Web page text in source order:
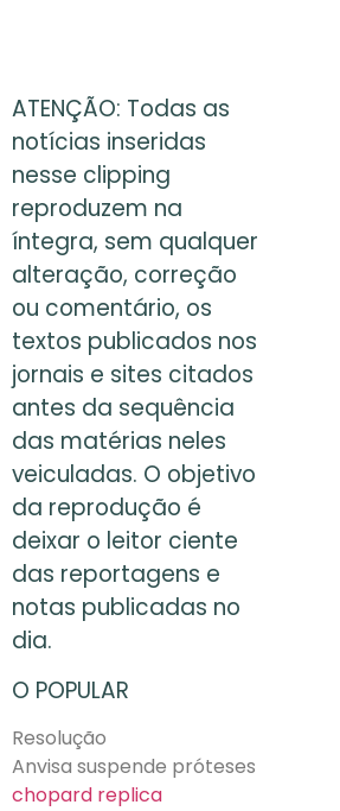
ATENÇÃO: Todas as
notícias inseridas
nesse clipping
reproduzem na
íntegra, sem qualquer
alteração, correção
ou comentário, os
textos publicados nos
jornais e sites citados
antes da sequência
das matérias neles
veiculadas. O objetivo
da reprodução é
deixar o leitor ciente
das reportagens e
notas publicadas no
dia.
O POPULAR
Resolução
Anvisa suspende próteses
chopard replica